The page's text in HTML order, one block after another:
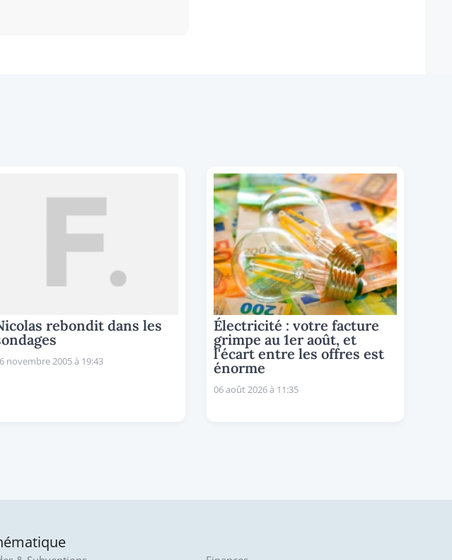
rebondit dans les
novembre 2005 à 19:43
Électricité : votre facture
grimpe au 1er août, et
l'écart entre les offres est
énorme
06 août 2026 à 11:35